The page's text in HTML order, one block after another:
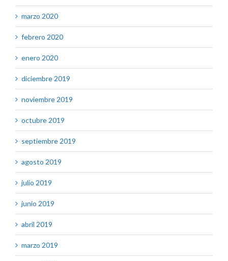
marzo 2020
febrero 2020
enero 2020
diciembre 2019
noviembre 2019
octubre 2019
septiembre 2019
agosto 2019
julio 2019
junio 2019
abril 2019
marzo 2019